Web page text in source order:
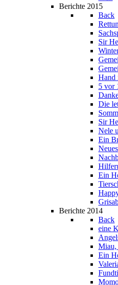
Berichte 2015
Back
Sir
Hand
5 vor
Die
Sir
Nele
Ein
Ein
Berichte 2014
Back
eine
Miau,
Ein